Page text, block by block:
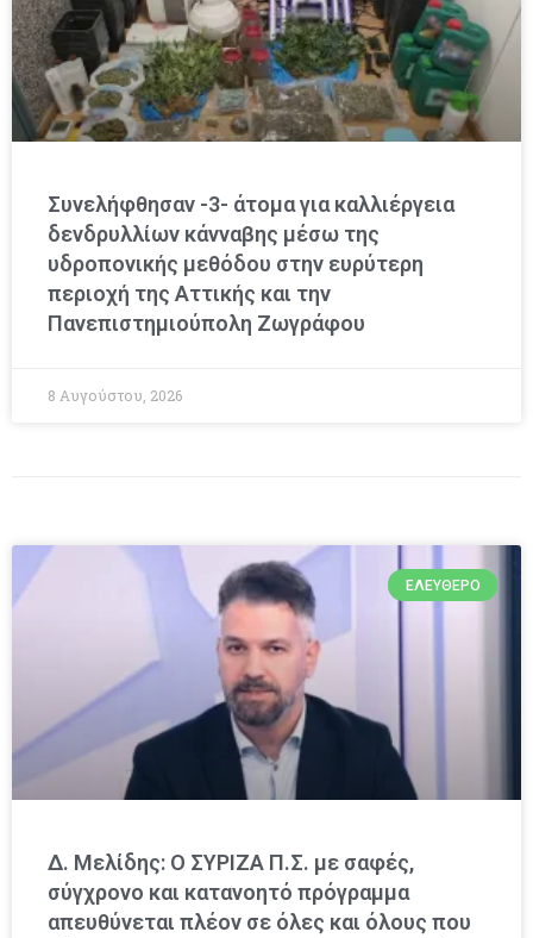
Συνελήφθησαν -3- άτομα για καλλιέργεια
δενδρυλλίων κάνναβης μέσω της
υδροπονικής μεθόδου στην ευρύτερη
περιοχή της Αττικής και την
Πανεπιστημιούπολη Ζωγράφου
8 Αυγούστου, 2026
ΕΛΕΎΘΕΡΟ
Δ. Μελίδης: Ο ΣΥΡΙΖΑ Π.Σ. με σαφές,
σύγχρονο και κατανοητό πρόγραμμα
απευθύνεται πλέον σε όλες και όλους που